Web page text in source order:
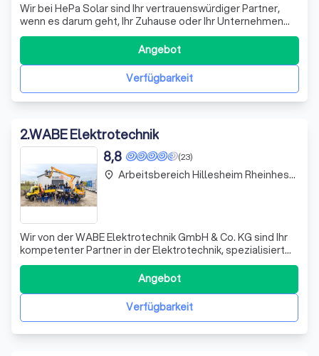
Wir bei HePa Solar sind Ihr vertrauenswürdiger Partner,
wenn es darum geht, Ihr Zuhause oder Ihr Unternehmen
mit nachhaltiger und umweltfreundlicher Energie zu
versorgen. Unsere Leidenschaft und Expertise im Bereich
der Photovoltaik und Batteriespeicher ermöglichen es
uns, maßgeschneiderte Lösungen
Verfügbarkeit
Angebot
2.WABE Elektrotechnik
(23)
8,8
Wir von der WABE Elektrotechnik GmbH & Co. KG sind Ihr
kompetenter Partner in der Elektrotechnik, spezialisiert
auf Elektro- und Gebäudetechnik, Mittel- und
Freileitungsbau sowie Industrieservices und
Werkserhaltung. Mit einem engagierten Team aus
erfahrenen Elektroinstallateuren und Bauleitern setz
Verfügbarkeit
Angebot
place Arbeitsbereich Hillesheim Rheinhessen